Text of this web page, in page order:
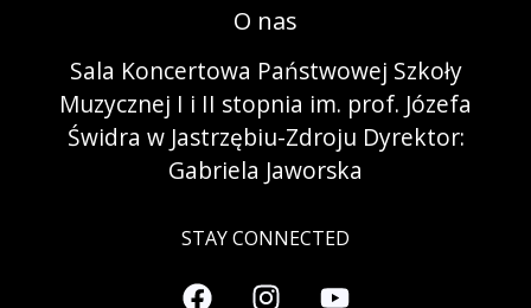
O nas
Sala Koncertowa Państwowej Szkoły
Muzycznej I i II stopnia im. prof. Józefa
Świdra w Jastrzębiu-Zdroju Dyrektor:
Gabriela Jaworska
STAY CONNECTED